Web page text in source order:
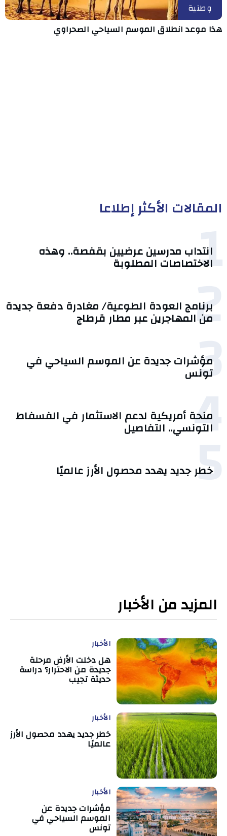
وطنية
هذا موعد انطلاق الموسم السياحي الصحراوي
المقالات الأكثر إطلاعا
1
انتداب مدرسين عرضيين بقفصة.. وهذه
الاختصاصات المطلوبة
2
برنامج العودة الطوعية/ مغادرة دفعة جديدة
من المهاجرين عبر مطار قرطاج
3
مؤشرات جديدة عن الموسم السياحي في
تونس
4
منحة أمريكية لدعم الاستثمار في الفسفاط
التونسي.. التفاصيل
5
خطر جديد يهدد محصول الأرز عالميًا
المزيد من الأخبار
الأخبار
هل دخلت الأرض مرحلة
جديدة من الاحترار؟ دراسة
حديثة تجيب
الأخبار
خطر جديد يهدد محصول الأرز
عالميًا
الأخبار
مؤشرات جديدة عن
الموسم السياحي في
تونس